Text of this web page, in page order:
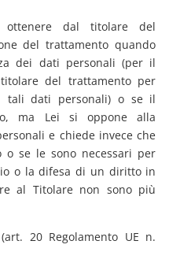
dal titolare del
del trattamento quando
dei dati personali (per il
del trattamento per
tali dati personali) o se il
ma Lei si oppone alla
e chiede invece che
o se le sono necessari per
o la difesa di un diritto in
al Titolare non sono più
20 Regolamento UE n.